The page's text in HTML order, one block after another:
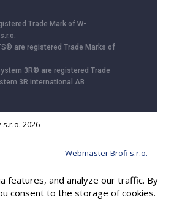
Trade Mark of W-
are registered Trade Marks of
3R® are registered Trade
3R international AB
2026
Webmaster Brofi s.r.o.
features, and analyze our traffic. By
consent to the storage of cookies.